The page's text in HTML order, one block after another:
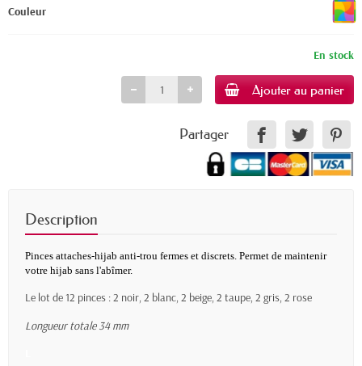
Couleur
En stock
Ajouter au panier
Partager
Description
Pinces attaches-hijab anti-trou fermes et discrets. Permet de maintenir
votre hijab sans l'abîmer.
Le lot de 12 pinces : 2 noir, 2 blanc, 2 beige, 2 taupe, 2 gris, 2 rose
Longueur totale 34 mm